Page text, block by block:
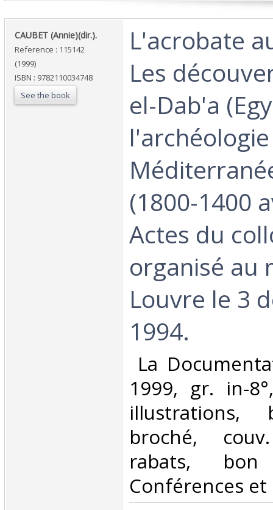
‎CAUBET (Annie)(dir.).‎
Reference : 115142
(1999)
ISBN : 9782110034748
See the book
‎L'acrobate
Les
el-Dab'a
(1800-1400
Actes du
organisé au
Louvre le 3
1994.‎
La
1999, gr. in-
illustrations,
broché,
rabats,
Conférences et